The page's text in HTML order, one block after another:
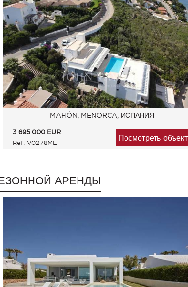
MAHÓN, MENORCA, ИСПАНИЯ
3 695 000 EUR
Ref: V0278ME
Посмотреть объект
АРЕНДЫ